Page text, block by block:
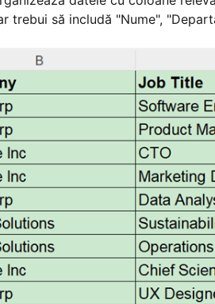
trebui să includă "Nume",